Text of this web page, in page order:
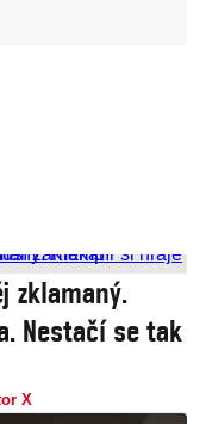
zklamaný.
Nestačí se tak
X